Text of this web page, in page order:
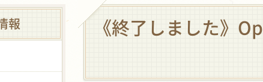
《終了しました》
報